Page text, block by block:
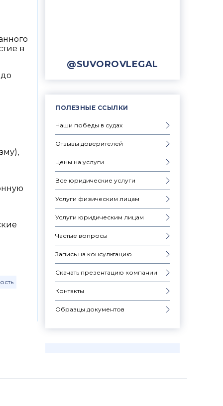
@SUVOROVLEGAL
ПОЛЕЗНЫЕ ССЫЛКИ
Наши победы в судах
Отзывы доверителей
Цены на услуги
Все юридические услуги
Услуги физическим лицам
Услуги юридическим лицам
Частые вопросы
Запись на консультацию
Скачать презентацию компании
Контакты
Образцы документов
в